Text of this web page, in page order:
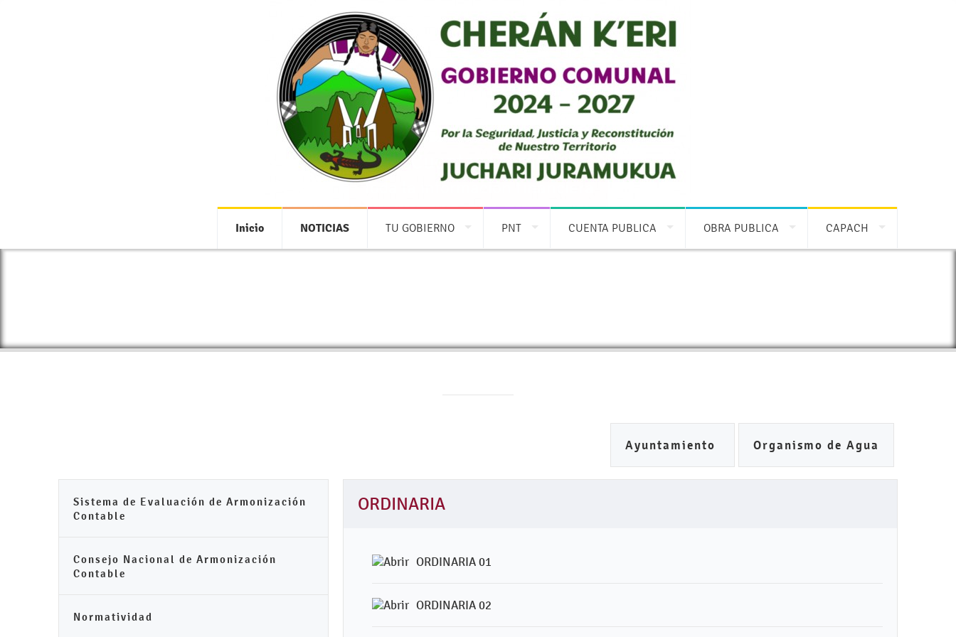
Inicio NOTICIAS TU GOBIERNO PNT CUENTA PUBLICA OBRA PUBLICA CAPACH
Cuentas Claras
Toda la información financiera
Ayuntamiento Organismo de Agua
Sistema de Evaluación de Armonización
Contable
Consejo Nacional de Armonización
Contable
Normatividad
ORDINARIA
ORDINARIA 01
ORDINARIA 02